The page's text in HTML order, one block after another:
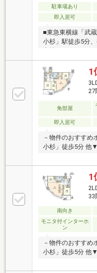
い探しをお手伝
細・ご相談はお
駐車場あり
即入居可
■東急東横線「武
小杉」駅徒歩5分
立地■ゲストルー
ーム等の共用施設
北西向き角部屋、
望■シューズイン
ゼット・納戸・ト
実■廊下スペース
ット飼育可（細則
1
27
角部屋
即入居可
－物件のおすす
小杉」徒歩5分 他
タワーレジデン
旧分譲・LDKは約
富士山等が望めま
トリー有・浴室は
室乾燥機付・即
ローソン武蔵小杉
蔵小杉 徒歩7分(
伝いします
気軽にお問い合わ
1
南向き
モニタ付インターホ
ン
－物件のおすす
小杉」徒歩5分 他
タワーレジデン
旧分譲・(株)竹中